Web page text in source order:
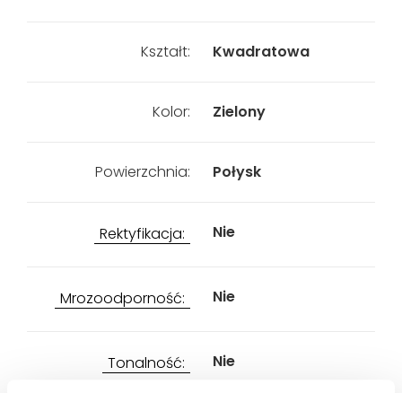
Kształt: Kwadratowa
Kolor: Zielony
Powierzchnia: Połysk
Rektyfikacja: Nie
Mrozoodporność: Nie
Tonalność: Nie